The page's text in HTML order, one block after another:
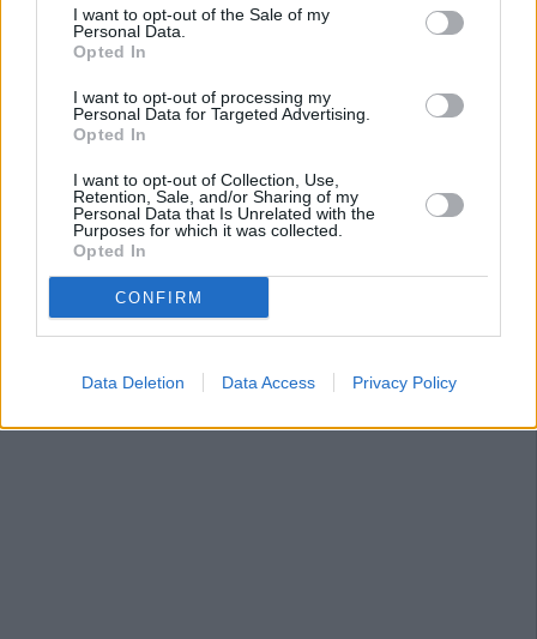
I want to opt-out of the Sale of my
Personal Data.
Opted In
I want to opt-out of processing my
Personal Data for Targeted Advertising.
Opted In
I want to opt-out of Collection, Use,
Retention, Sale, and/or Sharing of my
Personal Data that Is Unrelated with the
Purposes for which it was collected.
Opted In
CONFIRM
Data Deletion Data Access Privacy Policy